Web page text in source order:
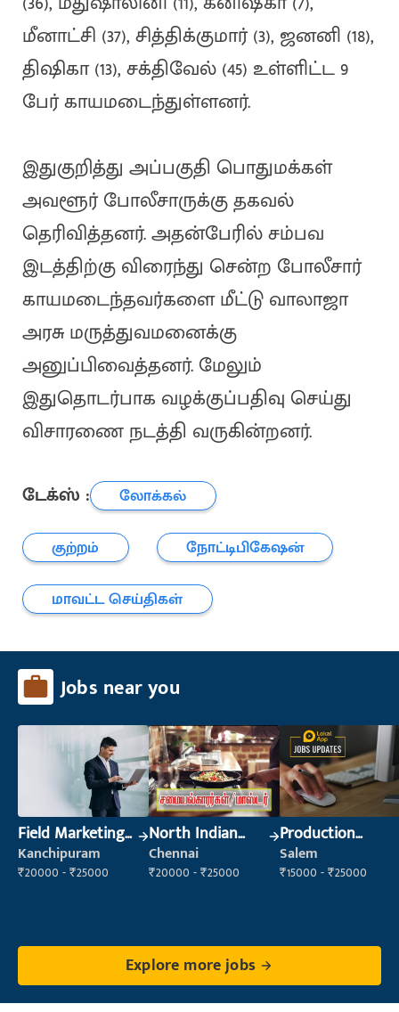
மீனாட்சி (37), சித்திக்குமார் (3), ஜனனி (18),
திஷிகா (13), சக்திவேல் (45) உள்ளிட்ட 9
பேர் காயமடைந்துள்ளனர்.
இதுகுறித்து அப்பகுதி பொதுமக்கள்
அவளூர் போலீசாருக்கு தகவல்
தெரிவித்தனர். அதன்பேரில் சம்பவ
இடத்திற்கு விரைந்து சென்ற போலீசார்
காயமடைந்தவர்களை மீட்டு வாலாஜா
அரசு மருத்துவமனைக்கு
அனுப்பிவைத்தனர். மேலும்
இதுதொடர்பாக வழக்குப்பதிவு செய்து
விசாரணை நடத்தி வருகின்றனர்.
டேக்ஸ் :
லோக்கல்
குற்றம்
நோட்டிபிகேஷன்
மாவட்ட செய்திகள்
Jobs near you
Field Marketing
Executive
Kanchipuram
₹20000 - ₹25000
North Indian
Cook
Chennai
₹20000 - ₹25000
Production
Supervisor
Salem
₹15000 - ₹25000
Explore more jobs